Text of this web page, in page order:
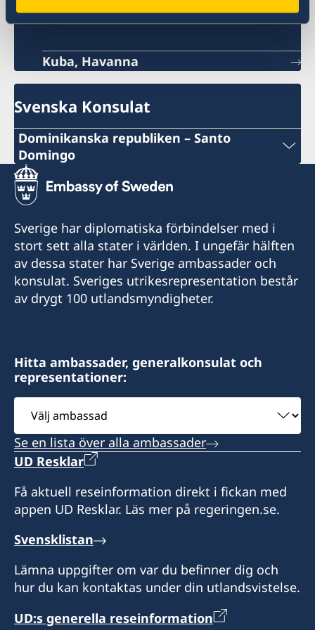
Sveriges Ambassad
Kuba, Havanna
Svenska Konsulat
Dominikanska republiken – Santo
Domingo
E-post
consuladosueciard@core.net.do
John F. Kennedy 604, Plaza Compostela Suite 6-
i-1, Ensanche Paraiso, C.P.11202
Öppettider:
måndag - fredag 10.00-12.00 genom
Konsulat med bemyndigande att utfärda
provisoriska pass. Betalning av konsulär avgift
sker kontant.
Konsulärt distrikt: Dominikanska Republiken
Honorär generalkonsul
Juan Cordero
Sverige har diplomatiska förbindelser med i
stort sett alla stater i världen. I ungefär hälften
av dessa stater har Sverige ambassader och
konsulat. Sveriges utrikesrepresentation består
av drygt 100 utlandsmyndigheter.
Hitta ambassader, generalkonsulat och
representationer:
Välj
ambassad
Se en lista över alla ambassader
UD Resklar
Få aktuell reseinformation direkt i fickan med
appen UD Resklar. Läs mer på regeringen.se.
Svensklistan
Lämna uppgifter om var du befinner dig och
hur du kan kontaktas under din utlandsvistelse.
UD:s generella reseinformation